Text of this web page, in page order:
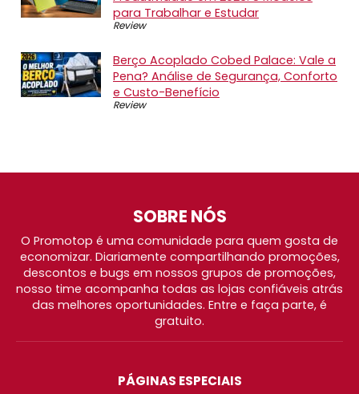
para Trabalhar e Estudar
Review
Berço Acoplado Cobed Palace: Vale a
Pena? Análise de Segurança, Conforto
e Custo-Benefício
Review
SOBRE NÓS
O Promotop é uma comunidade para quem gosta de
economizar. Diariamente compartilhando promoções,
descontos e bugs em nossos grupos de promoções,
nosso time acompanha todas as lojas confiáveis atrás
das melhores oportunidades. Entre e faça parte, é
gratuito.
PÁGINAS ESPECIAIS